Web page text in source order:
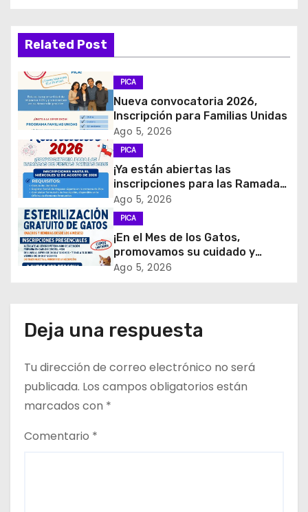
n
d
e
e
n
t
r
a
d
s
Related Post
PICA
Nueva convocatoria 2026,
Inscripción para Familias Unidas
Ago 5, 2026
PICA
¡Ya están abiertas las
inscripciones para las Ramadas
de Fiestas Patrias 2026!
Ago 5, 2026
PICA
¡En el Mes de los Gatos,
promovamos su cuidado y
tenencia responsable!
Ago 5, 2026
Deja una respuesta
Tu dirección de correo electrónico no será
publicada. Los campos obligatorios están
marcados con *
Comentario *